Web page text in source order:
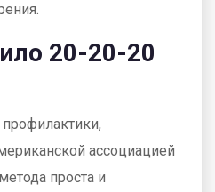
20-20-20
профилактики,
ассоциацией
проста и